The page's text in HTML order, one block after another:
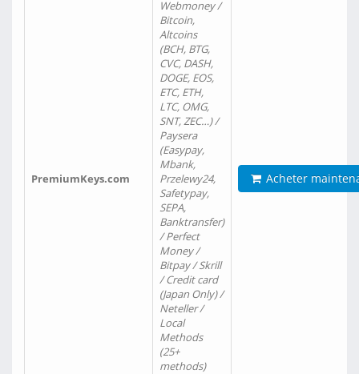
PremiumKeys.com
Webmoney /
Bitcoin,
Altcoins
(BCH, BTG,
CVC, DASH,
DOGE, EOS,
ETC, ETH,
LTC, OMG,
SNT, ZEC…) /
Paysera
(Easypay,
Mbank,
Przelewy24,
Safetypay,
SEPA,
Banktransfer)
/ Perfect
Money /
Bitpay / Skrill
/ Credit card
(Japan Only) /
Neteller /
Local
Methods
(25+
methods)
Acheter